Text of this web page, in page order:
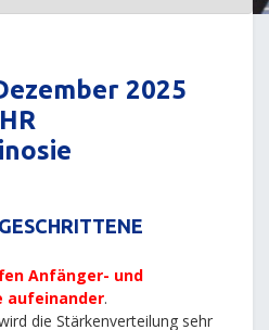
2025
Anfänger- und
aufeinander.
die Stärkenverteilung sehr